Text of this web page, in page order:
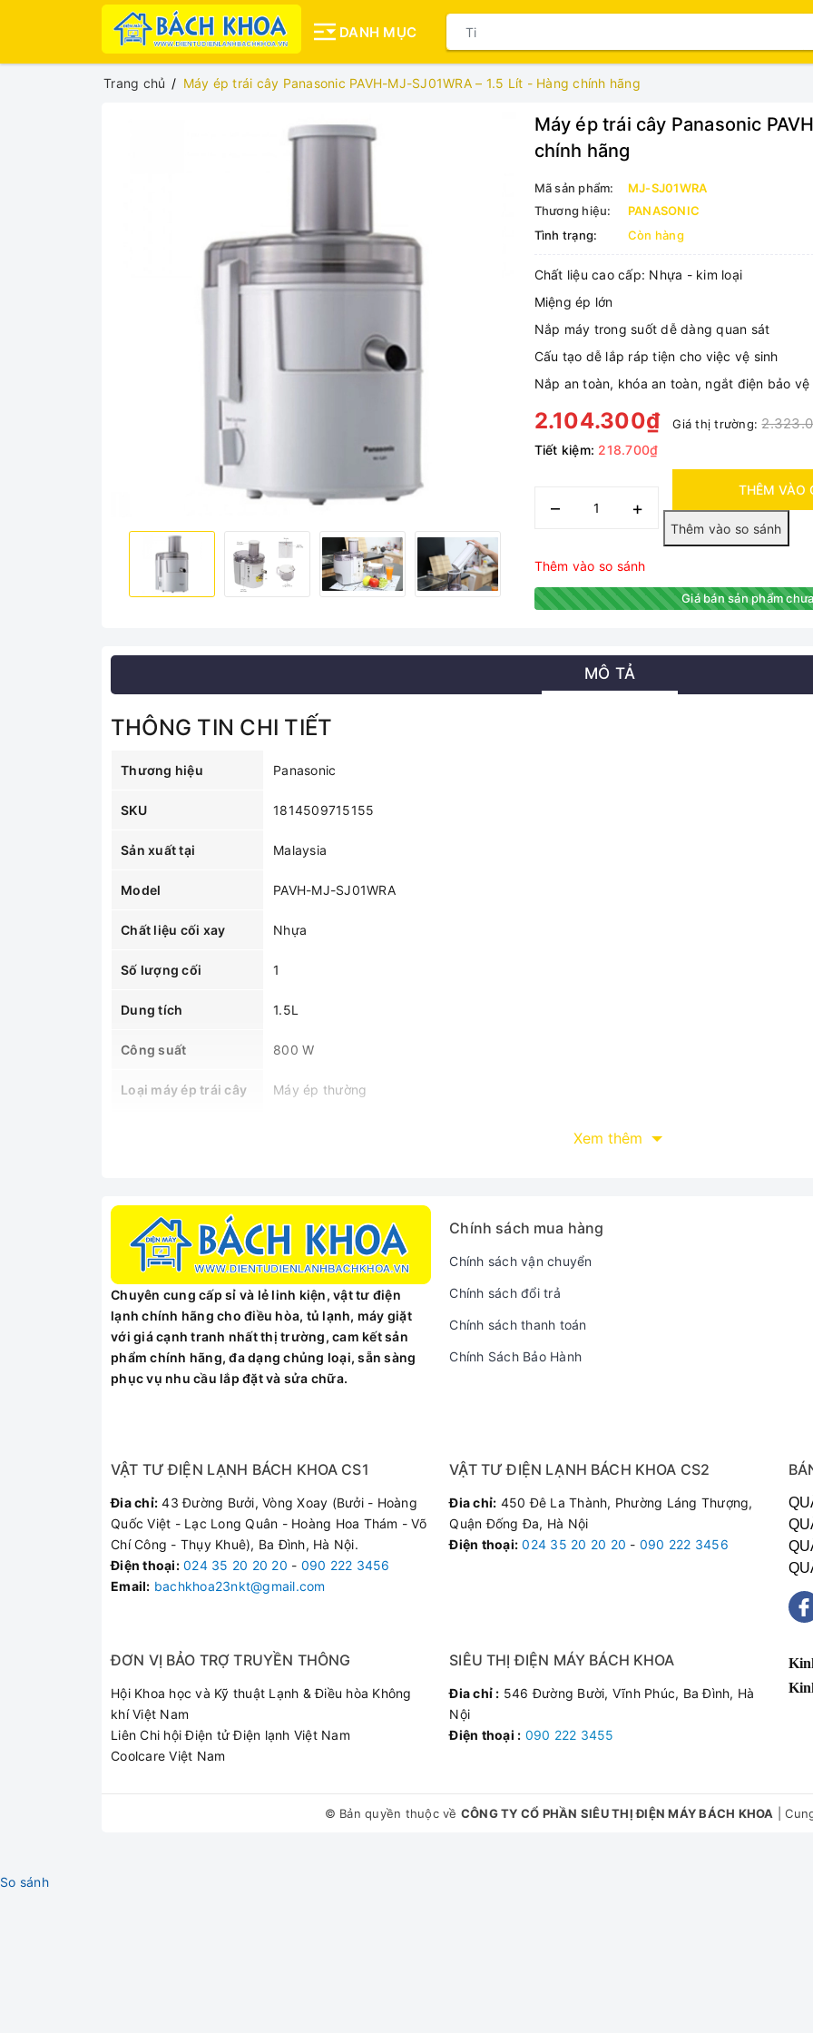
DANH MỤC
Trang chủ Máy ép trái cây Panasonic PAVH-MJ-SJ01WRA – 1.5 Lít - Hàng chính hãng
Máy ép trái cây Panasonic
chính hãng
Mã sản phẩm:
MJ-SJ01WRA
Thương hiệu:
PANASONIC
Tình trạng:
Còn hàng
Chất liệu cao cấp: Nhựa - kim loại
Miệng ép lớn
Nắp máy trong suốt dễ dàng quan sát
Cấu tạo dễ lắp ráp tiện cho việc vệ sinh
Nắp an toàn, khóa an toàn, ngắt điện bảo vệ
2.104.300₫ Giá thị trường:
Tiết kiệm: 218.700₫
– +
THÊM VÀO
Thêm vào so sánh
Giá bán sản phẩm
MÔ TẢ
THÔNG TIN CHI TIẾT
Thương hiệu Panasonic
SKU 1814509715155
Sản xuất tại Malaysia
Model PAVH-MJ-SJ01WRA
Chất liệu cối xay Nhựa
Số lượng cối 1
Dung tích 1.5L
Công suất 800 W
Loại máy ép trái cây Máy ép thường
MÔ TẢ SẢN PHẨM
Thiết kế trang nhã, hiện đại
Máy ép trái cây Panasonic PAVH-MJ-SJ01WRA được thiết kế hiện đại, màu sắc trang nhã góp phần tô điểm
nhau một cách chắc chắn và mang tính thẩm mỹ cao; thân máy được làm bằng kim loại cao cấp, bình chứa, nắp
máy vận hành êm ái, ổn định và an toàn.
Việc sử dụng máy cũng không mấy khó khăn, sau khi lắp đặt các bộ phận vào đúng vị trí, chỉ cần cho trái cây
vào ly chứa nước để bạn có thể trực tiếp thưởng thức nước trái cây hoàn toàn nguyên chất.
rót nước ép ra nhiều ly mà không nhất thiết phải xoay máy.
Ống dẫn trái cây có đường kính rộng
Sản phẩm với thiết kế phần ống dẫn có đường kính rộng, tiện lợi để ép nguyên quả (táo) và các loại rau củ quả
cắt nhỏ.
Lưới lọc, lưỡi dao làm bằng thép không gỉ
Sản phẩm trang bị lưới lọc được làm từ chất liệu thép không gỉ, các khe được thiết kế rất nhỏ, giúp lọc sạch bã
Ép nhanh với công suất lớn
Máy ép hoạt động với công suất mạnh lên đến 800 W giúp nhanh chóng có được những ly nước ép tươi ngon, bổ
gian và công suất.
Khóa bảo vệ, đế chống trượt
Xem thêm
Chuyên cung cấp sỉ và lẻ linh kiện, vật tư điện
lạnh chính hãng cho điều hòa, tủ lạnh, máy giặt
với giá cạnh tranh nhất thị trường, cam kết sản
phẩm chính hãng, đa dạng chủng loại, sẵn sàng
phục vụ nhu cầu lắp đặt và sửa chữa.
Chính sách mua hàng
Chính sách vận chuyển
Chính sách đổi trả
Chính sách thanh toán
Chính Sách Bảo Hành
VẬT TƯ ĐIỆN LẠNH BÁCH KHOA CS1
Đia chỉ: 43 Đường Bưởi, Vòng Xoay (Bưởi - Hoàng
Quốc Việt - Lạc Long Quân - Hoàng Hoa Thám - Võ
Chí Công - Thụy Khuê), Ba Đình, Hà Nội.
Điện thoại: 024 35 20 20 20 - 090 222 3456
Email: bachkhoa23nkt@gmail.com
VẬT TƯ ĐIỆN LẠNH BÁCH KHOA CS2
Đia chỉ: 450 Đê La Thành, Phường Láng Thượng,
Quận Đống Đa, Hà Nội
Điện thoại: 024 35 20 20 20 - 090 222 3456
ĐƠN VỊ BẢO TRỢ TRUYỀN THÔNG
Hội Khoa học và Kỹ thuật Lạnh & Điều hòa Không
khí Việt Nam
Liên Chi hội Điện tử Điện lạnh Việt Nam
Coolcare Việt Nam
SIÊU THỊ ĐIỆN MÁY BÁCH KHOA
Đia chỉ : 546 Đường Bười, Vĩnh Phúc, Ba Đình, Hà
Nội
Điện thoại : 090 222 3455
© Bản quyền thuộc về CÔNG TY CỔ PHẦN SIÊU THỊ ĐIỆN MÁY BÁCH KHOA
So sánh